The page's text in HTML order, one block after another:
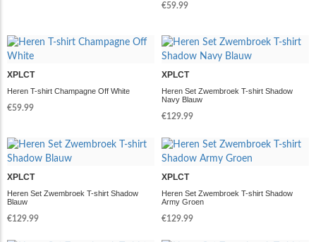
€59.99
XPLCT
Heren T-shirt Champagne Off White
€59.99
XPLCT
Heren Set Zwembroek T-shirt Shadow
Navy Blauw
€129.99
XPLCT
Heren Set Zwembroek T-shirt Shadow
Blauw
€129.99
XPLCT
Heren Set Zwembroek T-shirt Shadow
Army Groen
€129.99